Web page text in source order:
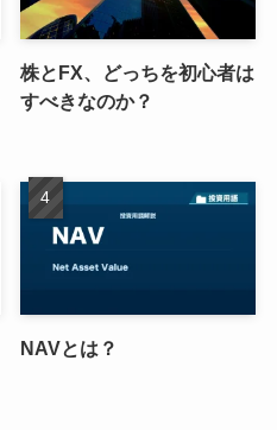
株とFX、どっちを初心者は
すべきなのか？
NAVとは？